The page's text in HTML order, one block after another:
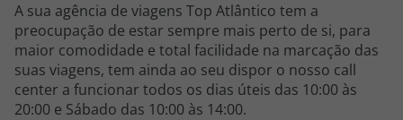
A sua agência de viagens Top Atlântico tem a
preocupação de estar sempre mais perto de si, para
maior comodidade e total facilidade na marcação das
suas viagens, tem ainda ao seu dispor o nosso call
center a funcionar todos os dias úteis das 10:00 às
20:00 e Sábado das 10:00 às 14:00.